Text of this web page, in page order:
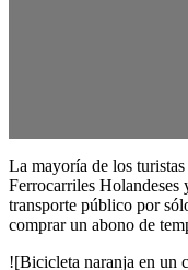
La mayoría de los
Ferrocarriles Holandeses
transporte público por
comprar un abono de
![Bicicleta naranja en un